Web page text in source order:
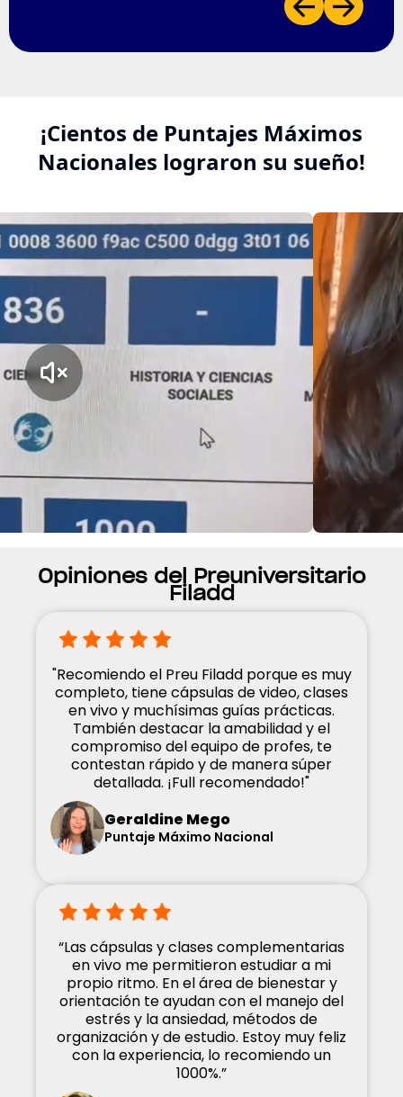
Opiniones del Preuniversitario
Filadd
"Recomiendo el Preu Filadd porque es muy
completo, tiene cápsulas de video, clases
en vivo y muchísimas guías prácticas.
También destacar la amabilidad y el
compromiso del equipo de profes, te
contestan rápido y de manera súper
detallada. ¡Full recomendado!"
Geraldine Mego
Puntaje Máximo Nacional
“Las cápsulas y clases complementarias
en vivo me permitieron estudiar a mi
propio ritmo. En el área de bienestar y
orientación te ayudan con el manejo del
estrés y la ansiedad, métodos de
organización y de estudio. Estoy muy feliz
con la experiencia, lo recomiendo un
1000%.”